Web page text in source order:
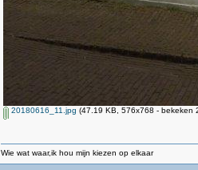
20180616_11.jpg (47.19 KB, 576x768 - bekeken
Wie wat waar,ik hou mijn kiezen op elkaar